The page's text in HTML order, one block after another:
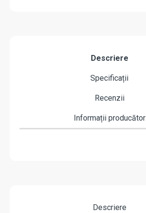
Descriere
Specificații
Recenzii
Informații producător
Descriere